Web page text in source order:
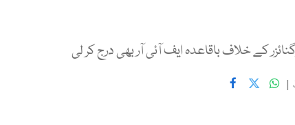
کے خلاف باقاعدہ ایف آئی آر بھی درج کر لی
|